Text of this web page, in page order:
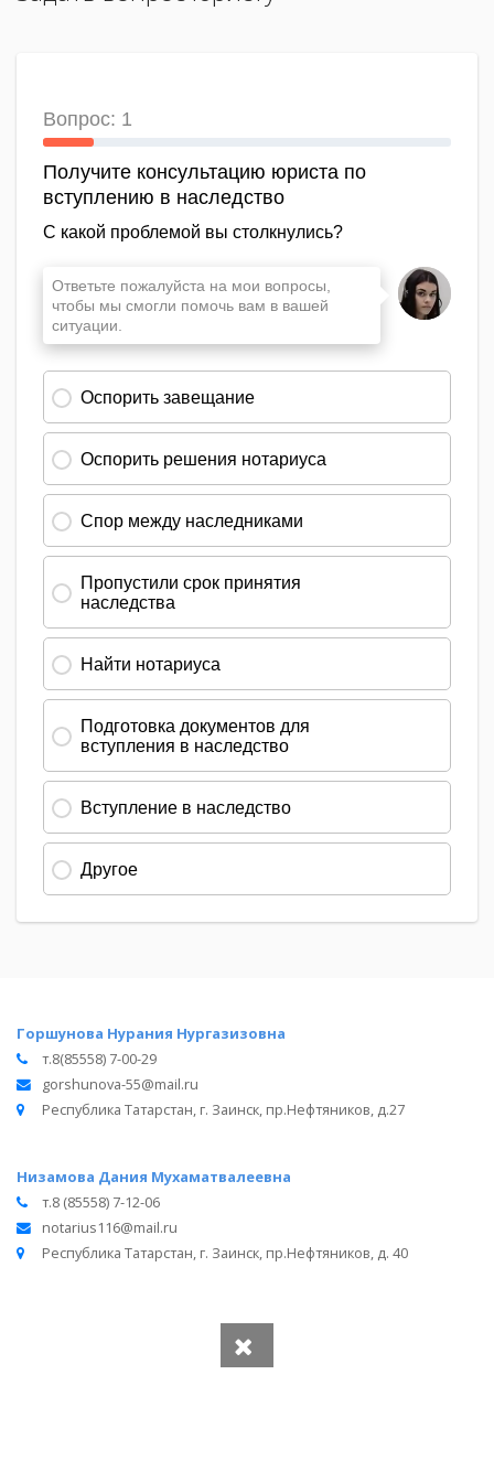
Горшунова Нурания Нургазизовна
т.8(85558) 7-00-29
gorshunova-55@mail.ru
Республика Татарстан, г. Заинск, пр.Нефтяников, д.27
Низамова Дания Мухаматвалеевна
т.8 (85558) 7-12-06
notarius116@mail.ru
Республика Татарстан, г. Заинск, пр.Нефтяников, д. 40